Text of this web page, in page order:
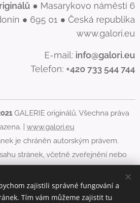
● Masarykovo náměstí 6
● 695 01 ● Česká republika
www.galori.eu
E-mail: info@galori.eu
Telefon: +420 733 544 744
GALERIE originálů. Všechna práva
| www.galori.eu
je chráněn autorským právem.
stránek, včetně zveřejnění nebo
originálů zakázáno.
Cookies
zajistili správné fungování a
Tím vám můžeme zajistit tu